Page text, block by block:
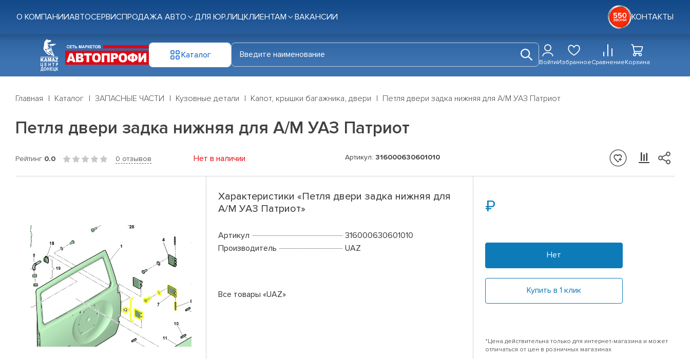
О КОМПАНИИАВТОСЕРВИСПРОДАЖА АВТО ДЛЯ ЮР.ЛИЦКЛИЕНТАМ ВАКАНСИИ КОНТАКТЫ
Каталог
ВойтиИзбранноеСравнениеКорзина
Главная Каталог ЗАПАСНЫЕ ЧАСТИ Кузовные детали Капот, крышки багажника, двери Петля двери задка нижняя для А/М УАЗ Патриот
Петля двери задка нижняя для А/М УАЗ Патриот
Рейтинг 0.0 0 отзывов Нет в наличии Артикул: 316000630601010
Характеристики «Петля двери задка нижняя для
А/М УАЗ Патриот»
Артикул
316000630601010
Производитель
UAZ
Все товары «UAZ»
Нет
Купить в 1 клик
*Цена действительна только для интернет-магазина и может
отличаться от цен в розничных магазинах